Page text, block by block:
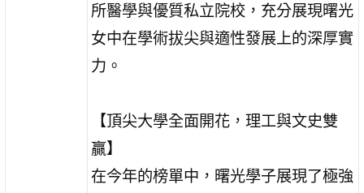
所醫學與優質私立院校，充分展現曙光
女中在學術拔尖與適性發展上的深厚實
力。
【頂尖大學全面開花，理工與文史雙
贏】
在今年的榜單中，曙光學子展現了極強